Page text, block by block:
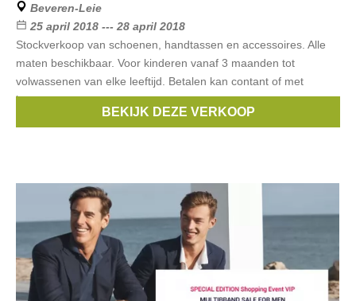
Beveren-Leie
25 april 2018 --- 28 april 2018
Stockverkoop van schoenen, handtassen en accessoires. Alle
maten beschikbaar. Voor kinderen vanaf 3 maanden tot
volwassenen van elke leeftijd. Betalen kan contant of met
bancontact.
Ralph Lauren ,catwalk ,Kendall & Kylie
BEKIJK DEZE VERKOOP